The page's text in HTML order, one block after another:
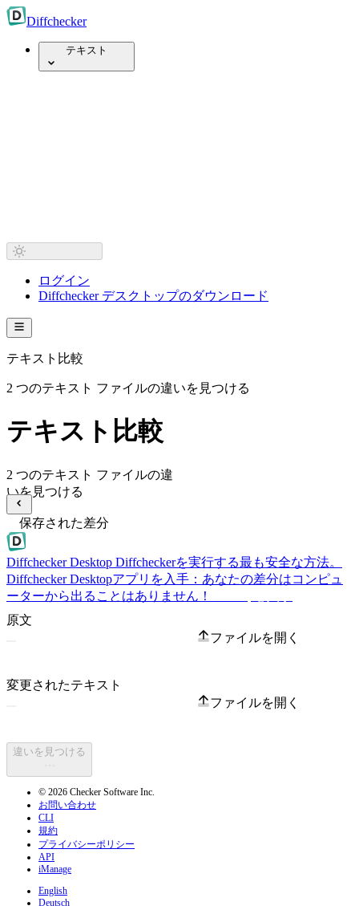
Diffchecker
テキスト
ログイン
Diffchecker デスクトップのダウンロード
テキスト比較
2 つのテキスト ファイルの違いを見つける
テキスト比較
2 つのテキスト ファイルの違
いを見つける
保存された差分
Diffchecker Desktop Diffcheckerを実行する最も安全な方法。
Diffchecker Desktopアプリを入手：あなたの差分はコンピュ
ーターから出ることはありません！
原文
ファイルを開く
変更されたテキスト
ファイルを開く
違いを見つける
© 2026 Checker Software Inc.
お問い合わせ
CLI
規約
プライバシーポリシー
API
iManage
English
Deutsch